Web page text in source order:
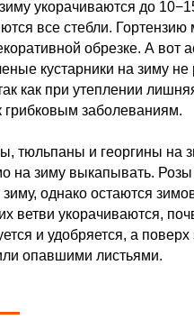
укорачиваются до
все стебли.
обрезке. А вот
кустарники на зиму
как при утеплении
грибковым заболеваниям.
тюльпаны и георгины на
на зиму выкапывать.
однако остаются
ветви укорачиваются,
и удобряется, а
опавшими листьями.